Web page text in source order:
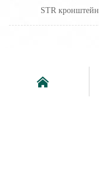
STR кронштейн
